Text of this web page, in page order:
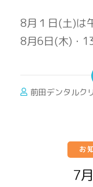
8月１日(土)は
8月6日(木)・
前田デンタルク
お
7